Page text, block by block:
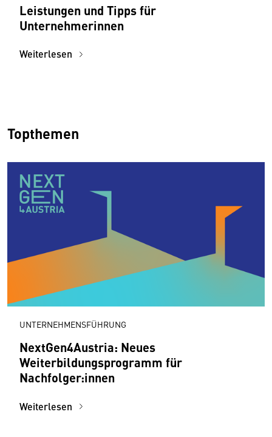
Leistungen und Tipps für
Unternehmerinnen
Weiterlesen
Topthemen
UNTERNEHMENSFÜHRUNG
NextGen4Austria: Neues
Weiterbildungsprogramm für
Nachfolger:innen
Weiterlesen